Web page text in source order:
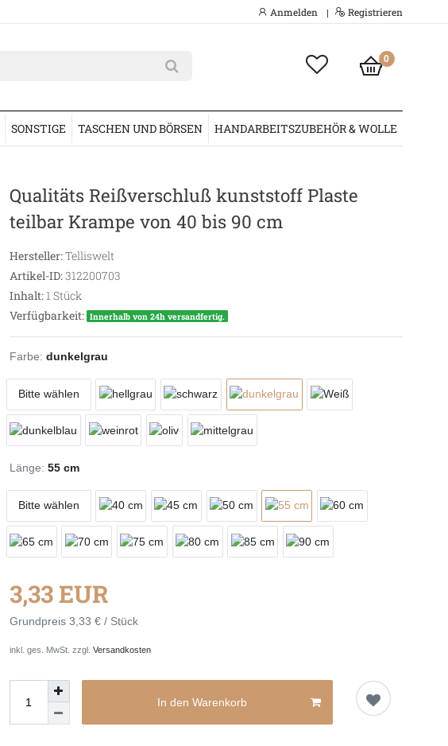
Anmelden | Registrieren
0
SONSTIGE TASCHEN UND BÖRSEN HANDARBEITSZUBEHÖR & WOLLE
Qualitäts Reißverschluß kunststoff Plaste
teilbar Krampe von 40 bis 90 cm
Hersteller:Telliswelt
Artikel-ID:312200703
Inhalt:1 Stück
Verfügbarkeit: Innerhalb von 24h versandfertig.
Farbe: dunkelgrau
Bitte wählen
Länge: 55 cm
Bitte wählen
3,33 EUR
Grundpreis 3,33 € / Stück
inkl. ges. MwSt. zzgl. Versandkosten
In den Warenkorb